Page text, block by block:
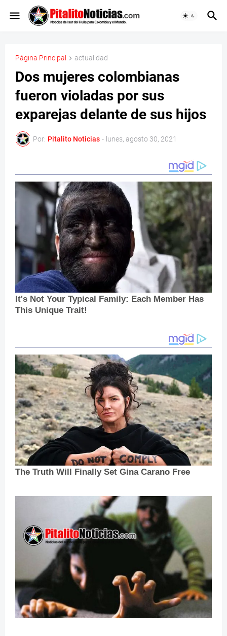
Página Principal actualidad
Dos mujeres colombianas
fueron violadas por sus
exparejas delante de sus hijos
Por: Pitalito Noticias - lunes, agosto 30, 2021